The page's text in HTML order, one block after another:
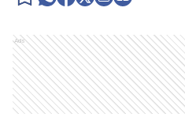
Ads